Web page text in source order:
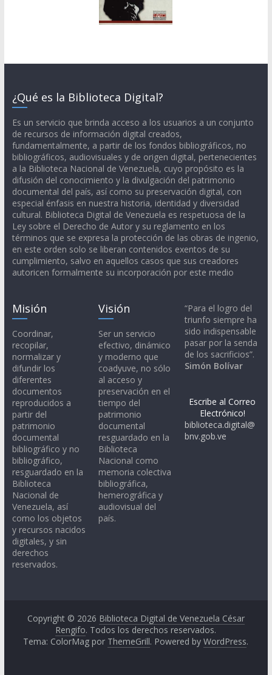
¿Qué es la Biblioteca Digital?
Es un servicio que brinda acceso a los usuarios a un conjunto
de recursos de información digital creados,
fundamentalmente, a partir de los fondos bibliográficos, no
bibliográficos, audiovisuales y de origen digital, pertenecientes
a la Biblioteca Nacional de Venezuela, cuyo propósito es la
difusión del conocimiento y la divulgación del patrimonio
documental del país, así como su preservación digital, con
especial énfasis en nuestra historia, identidad y diversidad
cultural. Biblioteca Digital de Venezuela es respetuosa de la
Ley sobre el Derecho de Autor y su reglamento en los
términos que se expresa la protección de las obras de ingenio,
en este orden solo se liberan contenidos exentos de su
cumplimiento, salvo en aquellos casos que sus creadores
autoricen formalmente su incorporación por este medio
Misión
Coordinar,
recopilar,
normalizar y
difundir los
diferentes
documentos
reproducidos a
partir del
patrimonio
documental
bibliográfico y no
bibliográfico,
resguardado en la
Biblioteca
Nacional de
Venezuela, así
como los objetos
y recursos nacidos
digitales, y sin
derechos
reservados.
Visión
Ser un servicio
efectivo, dinámico
y moderno que
coadyuve, no sólo
al acceso y
preservación en el
tiempo del
patrimonio
documental
resguardado en la
Biblioteca
Nacional como
memoria colectiva
bibliográfica,
hemerográfica y
audiovisual del
país.
“Para el logro del
triunfo siempre ha
sido indispensable
pasar por la senda
de los sacrificios”.
Simón Bolívar
Escribe al Correo
Electrónico!
biblioteca.digital@
bnv.gob.ve
Copyright © 2026 Biblioteca Digital de Venezuela César
Rengifo. Todos los derechos reservados.
Tema: ColorMag por ThemeGrill. Powered byWordPress.